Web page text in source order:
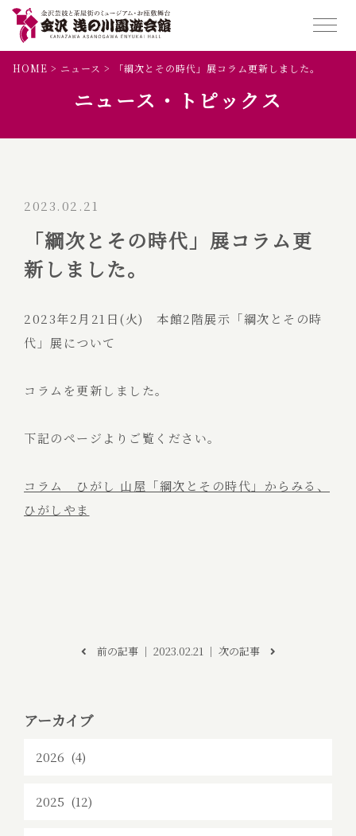
HOME > ニュース > 「綱次とその時代」展コラム更新しました。
ニュース・トピックス
アーカイブ
2026 (4)
2025 (12)
2023.02.21
「綱次とその時代」展コラム更
新しました。
2023年2月21日(火) 本館2階展示「綱次とその時
代」展について
コラムを更新しました。
下記のページよりご覧ください。
コラム ひがし 山屋「綱次とその時代」からみる、
ひがしやま
前の記事│ 2023.02.21 │ 次の記事